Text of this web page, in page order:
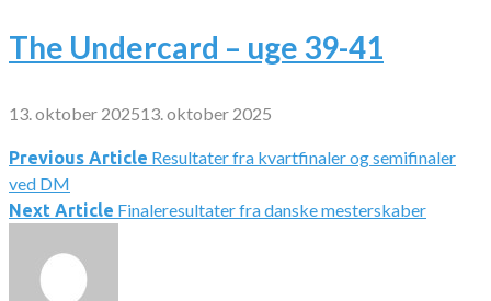
The Undercard – uge 39-41
13. oktober 202513. oktober 2025
Indlægsnavigation
Previous Article Resultater fra kvartfinaler og semifinaler
ved DM
Next Article Finaleresultater fra danske mesterskaber